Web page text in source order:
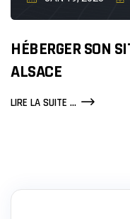
HÉBERGER SON
ALSACE
LIRE LA SUITE ...HÉBERGER